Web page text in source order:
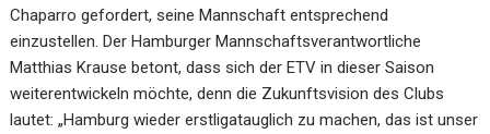
Chaparro gefordert, seine Mannschaft entsprechend
einzustellen. Der Hamburger Mannschaftsverantwortliche
Matthias Krause betont, dass sich der ETV in dieser Saison
weiterentwickeln möchte, denn die Zukunftsvision des Clubs
lautet: „Hamburg wieder erstligatauglich zu machen, das ist unser